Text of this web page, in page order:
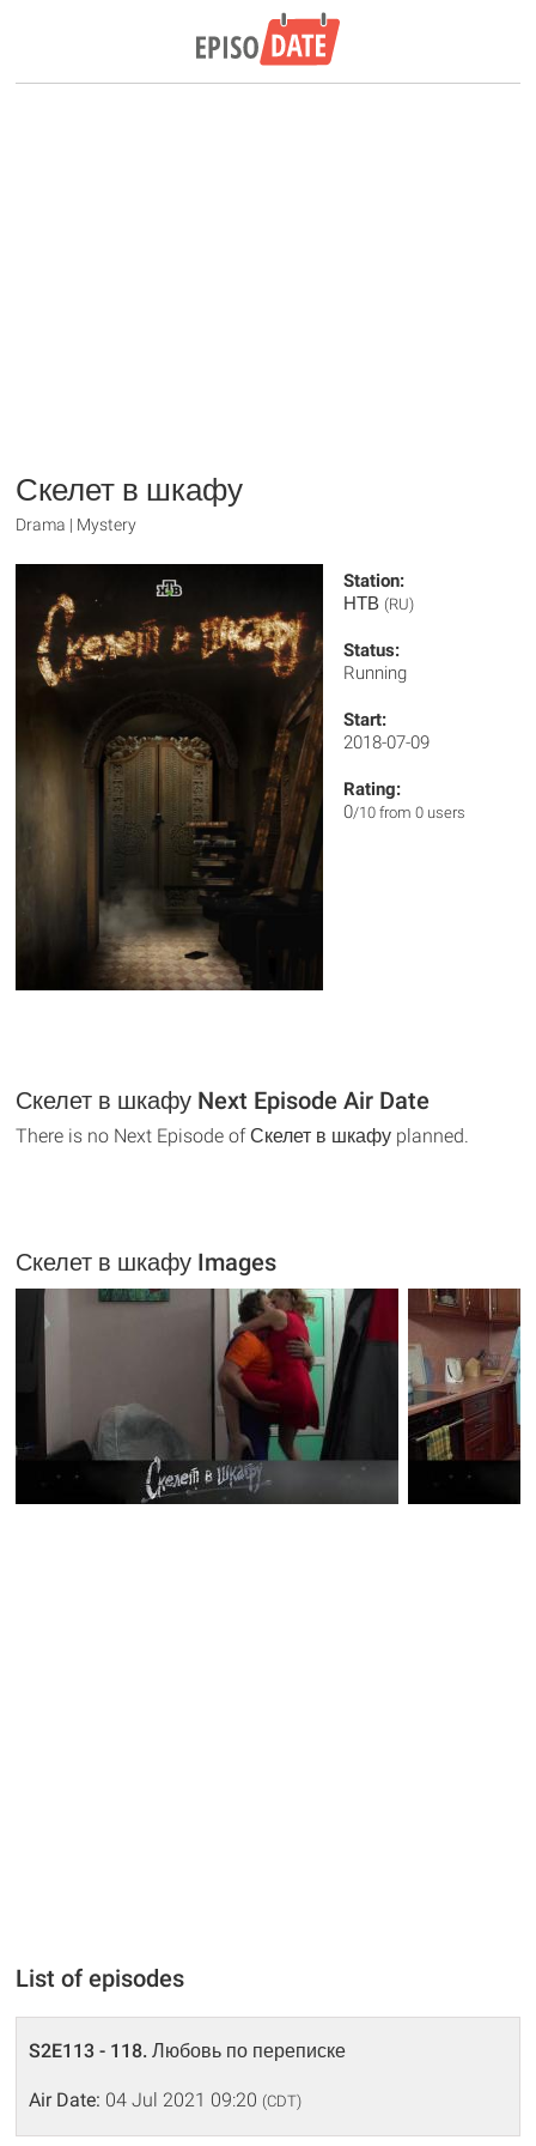
Скелет в шкафу
Drama | Mystery
Station:
НТВ (RU)
Status:
Running
Start:
2018-07-09
Rating:
0/10 from 0 users
Скелет в шкафу Next Episode Air Date
There is no Next Episode of Скелет в шкафу planned.
Скелет в шкафу Images
List of episodes
S2E113 - 118. Любовь по переписке
Air Date: 04 Jul 2021 09:20 (CDT)